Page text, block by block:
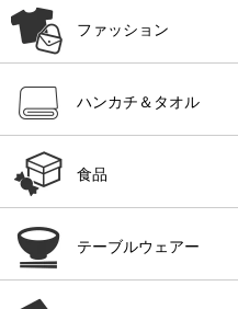
ファッション
ハンカチ＆タオル
食品
テーブルウェアー